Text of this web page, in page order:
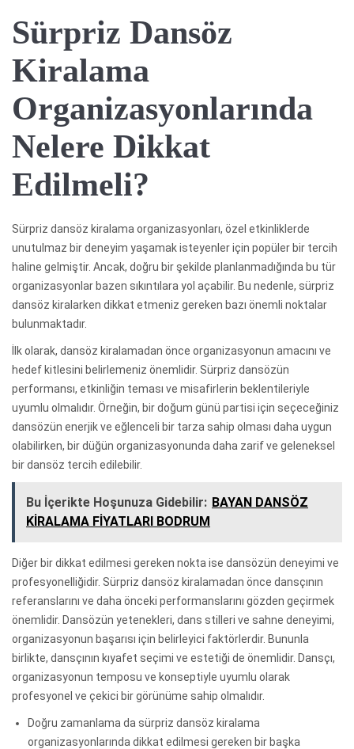
Sürpriz Dansöz
Kiralama
Organizasyonlarında
Nelere Dikkat
Edilmeli?
Sürpriz dansöz kiralama organizasyonları, özel etkinliklerde
unutulmaz bir deneyim yaşamak isteyenler için popüler bir tercih
haline gelmiştir. Ancak, doğru bir şekilde planlanmadığında bu tür
organizasyonlar bazen sıkıntılara yol açabilir. Bu nedenle, sürpriz
dansöz kiralarken dikkat etmeniz gereken bazı önemli noktalar
bulunmaktadır.
İlk olarak, dansöz kiralamadan önce organizasyonun amacını ve
hedef kitlesini belirlemeniz önemlidir. Sürpriz dansözün
performansı, etkinliğin teması ve misafirlerin beklentileriyle
uyumlu olmalıdır. Örneğin, bir doğum günü partisi için seçeceğiniz
dansözün enerjik ve eğlenceli bir tarza sahip olması daha uygun
olabilirken, bir düğün organizasyonunda daha zarif ve geleneksel
bir dansöz tercih edilebilir.
Bu İçerikte Hoşunuza Gidebilir: BAYAN DANSÖZ
KİRALAMA FİYATLARI BODRUM
Diğer bir dikkat edilmesi gereken nokta ise dansözün deneyimi ve
profesyonelliğidir. Sürpriz dansöz kiralamadan önce dansçının
referanslarını ve daha önceki performanslarını gözden geçirmek
önemlidir. Dansözün yetenekleri, dans stilleri ve sahne deneyimi,
organizasyonun başarısı için belirleyici faktörlerdir. Bununla
birlikte, dansçının kıyafet seçimi ve estetiği de önemlidir. Dansçı,
organizasyonun temposu ve konseptiyle uyumlu olarak
profesyonel ve çekici bir görünüme sahip olmalıdır.
Doğru zamanlama da sürpriz dansöz kiralama
organizasyonlarında dikkat edilmesi gereken bir başka